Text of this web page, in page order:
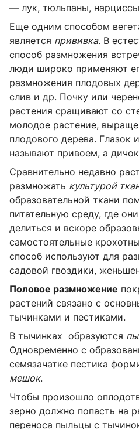
— лук, тюльпаны,
Еще одним способом
является прививка. В
способ размножения
люди широко применяют
размножения плодовых
слив и др. Почку или
растения сращивают со
молодое растение,
плодового дерева. Глазок
называют привоем, а
Сравнительно недавно
размножать культурой
образовательной ткани
питательную среду, где
делиться и вскоре
самостоятельные
способ используют для
садовой гвоздики,
Половое размножение
растений связано с
тычинками и пестиками.
В тычинках образуются
Одновременно с
семязачатке пестика
мешок.
Чтобы произошло
зерно должно попасть на
переноса пыльцы с